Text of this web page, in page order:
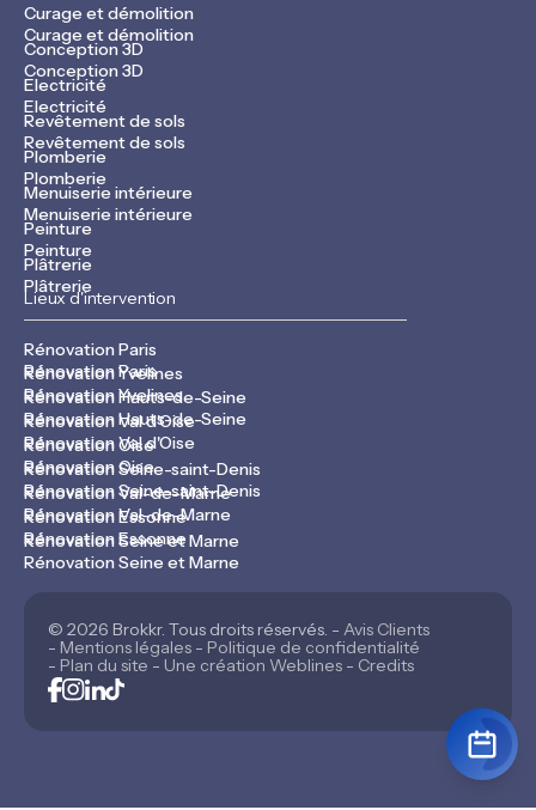
Curage et démolition
Curage et démolition
Conception 3D
Conception 3D
Electricité
Electricité
Revêtement de sols
Revêtement de sols
Plomberie
Plomberie
Menuiserie intérieure
Menuiserie intérieure
Peinture
Peinture
Plâtrerie
Plâtrerie
Lieux d'intervention
Rénovation Paris
Rénovation Paris
Rénovation Yvelines
Rénovation Yvelines
Rénovation Hauts-de-Seine
Rénovation Hauts-de-Seine
Rénovation Val d'Oise
Rénovation Val d'Oise
Rénovation Oise
Rénovation Oise
Rénovation Seine-saint-Denis
Rénovation Seine-saint-Denis
Rénovation Val-de-Marne
Rénovation Val-de-Marne
Rénovation Essonne
Rénovation Essonne
Rénovation Seine et Marne
Rénovation Seine et Marne
© 2026 Brokkr. Tous droits réservés. - Avis Clients
- Mentions légales - Politique de confidentialité
- Plan du site - Une création Weblines - Credits